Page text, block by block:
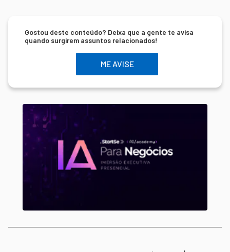
Gostou deste conteúdo? Deixa que a gente te avisa
quando surgirem assuntos relacionados!
ME AVISE